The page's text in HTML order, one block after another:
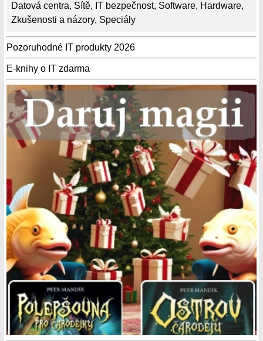
Datová centra, Sítě, IT bezpečnost, Software, Hardware,
Zkušenosti a názory, Speciály
Pozoruhodné IT produkty 2026
E-knihy o IT zdarma